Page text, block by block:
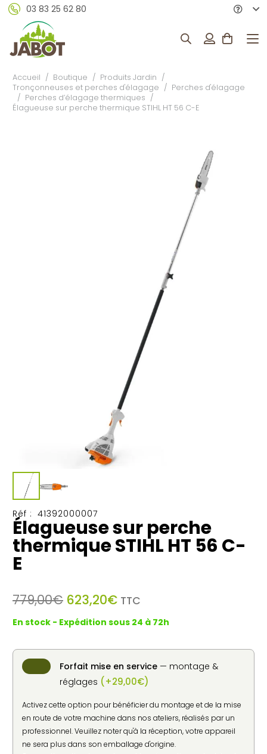
03 83 25 62 80
Accueil / Boutique / Produits Jardin /
Tronçonneuses et perches d'élagage / Perches d'élagage
/ Perches d’élagage thermiques /
Élagueuse sur perche thermique STIHL HT 56 C-E
Réf : 41392000007
Élagueuse sur perche
thermique STIHL HT 56 C-
E
779,00€ Le
initial
779,00€.
623,20€Le
actuel
623,20€.
TTC
En stock - Expédition sous 24 à 72h
Forfait mise en service — montage &
réglages (+29,00€)
Activez cette option pour bénéficier du montage et de la mise
en route de votre machine dans nos ateliers, réalisés par un
professionnel. Veuillez noter qu'à la réception, votre appareil
ne sera plus dans son emballage d'origine.